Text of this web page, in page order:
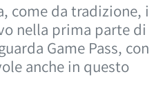
come da tradizione, i
nella prima parte di
Game Pass, con
anche in questo